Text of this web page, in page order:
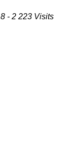
- 2 223 Visits